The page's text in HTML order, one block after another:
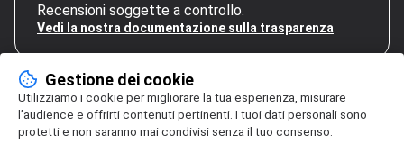
Recensioni soggette a controllo.
Vedi la nostra documentazione sulla trasparenza
Gestione dei cookie
Utilizziamo i cookie per migliorare la tua esperienza, misurare
l’audience e offrirti contenuti pertinenti. I tuoi dati personali sono
protetti e non saranno mai condivisi senza il tuo consenso.